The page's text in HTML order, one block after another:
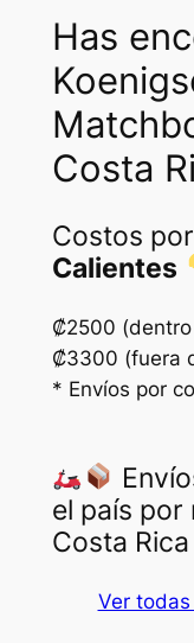
s
:
₡
2
0
0
.
Has
Costa
Costos
Calientes
₡2500
₡3300 (fuera
* Envíos por
el país por
Costa Rica
Ver